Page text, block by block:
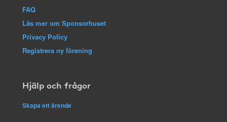
FAQ
Läs mer om Sponsorhuset
Privacy Policy
Registrera ny förening
Hjälp och frågor
Skapa ett ärende